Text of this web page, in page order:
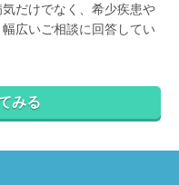
だけでなく、希少疾患や
広いご相談に回答してい
みる